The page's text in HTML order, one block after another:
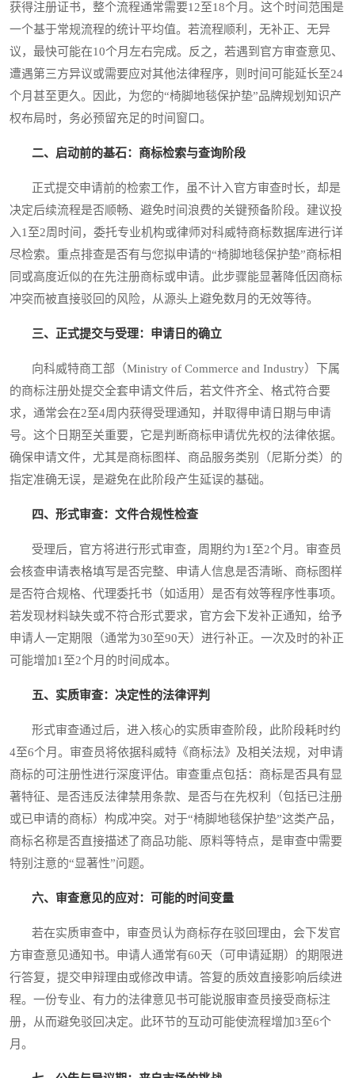
获得注册证书，整个流程通常需要12至18个月。这个时间范围是
一个基于常规流程的统计平均值。若流程顺利，无补正、无异
议，最快可能在10个月左右完成。反之，若遇到官方审查意见、
遭遇第三方异议或需要应对其他法律程序，则时间可能延长至24
个月甚至更久。因此，为您的“椅脚地毯保护垫”品牌规划知识产
权布局时，务必预留充足的时间窗口。
二、启动前的基石：商标检索与查询阶段
正式提交申请前的检索工作，虽不计入官方审查时长，却是
决定后续流程是否顺畅、避免时间浪费的关键预备阶段。建议投
入1至2周时间，委托专业机构或律师对科威特商标数据库进行详
尽检索。重点排查是否有与您拟申请的“椅脚地毯保护垫”商标相
同或高度近似的在先注册商标或申请。此步骤能显著降低因商标
冲突而被直接驳回的风险，从源头上避免数月的无效等待。
三、正式提交与受理：申请日的确立
向科威特商工部（Ministry of Commerce and Industry）下属
的商标注册处提交全套申请文件后，若文件齐全、格式符合要
求，通常会在2至4周内获得受理通知，并取得申请日期与申请
号。这个日期至关重要，它是判断商标申请优先权的法律依据。
确保申请文件，尤其是商标图样、商品服务类别（尼斯分类）的
指定准确无误，是避免在此阶段产生延误的基础。
四、形式审查：文件合规性检查
受理后，官方将进行形式审查，周期约为1至2个月。审查员
会核查申请表格填写是否完整、申请人信息是否清晰、商标图样
是否符合规格、代理委托书（如适用）是否有效等程序性事项。
若发现材料缺失或不符合形式要求，官方会下发补正通知，给予
申请人一定期限（通常为30至90天）进行补正。一次及时的补正
可能增加1至2个月的时间成本。
五、实质审查：决定性的法律评判
形式审查通过后，进入核心的实质审查阶段，此阶段耗时约
4至6个月。审查员将依据科威特《商标法》及相关法规，对申请
商标的可注册性进行深度评估。审查重点包括：商标是否具有显
著特征、是否违反法律禁用条款、是否与在先权利（包括已注册
或已申请的商标）构成冲突。对于“椅脚地毯保护垫”这类产品，
商标名称是否直接描述了商品功能、原料等特点，是审查中需要
特别注意的“显著性”问题。
六、审查意见的应对：可能的时间变量
若在实质审查中，审查员认为商标存在驳回理由，会下发官
方审查意见通知书。申请人通常有60天（可申请延期）的期限进
行答复，提交申辩理由或修改申请。答复的质效直接影响后续进
程。一份专业、有力的法律意见书可能说服审查员接受商标注
册，从而避免驳回决定。此环节的互动可能使流程增加3至6个
月。